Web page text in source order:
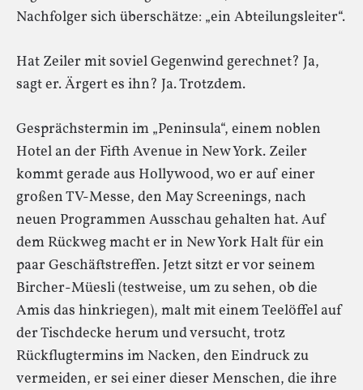
Nachfolger sich überschätze: „ein Abteilungsleiter“.
Hat Zeiler mit soviel Gegenwind gerechnet? Ja,
sagt er. Ärgert es ihn? Ja. Trotzdem.
Gesprächstermin im „Peninsula“, einem noblen
Hotel an der Fifth Avenue in New York. Zeiler
kommt gerade aus Hollywood, wo er auf einer
großen TV-Messe, den May Screenings, nach
neuen Programmen Ausschau gehalten hat. Auf
dem Rückweg macht er in New York Halt für ein
paar Geschäftstreffen. Jetzt sitzt er vor seinem
Bircher-Müesli (testweise, um zu sehen, ob die
Amis das hinkriegen), malt mit einem Teelöffel auf
der Tischdecke herum und versucht, trotz
Rückflugtermins im Nacken, den Eindruck zu
vermeiden, er sei einer dieser Menschen, die ihre